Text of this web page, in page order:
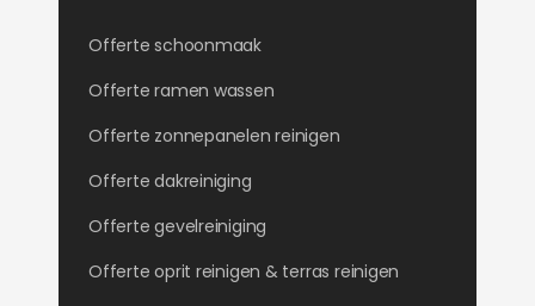
Offerte schoonmaak
Offerte ramen wassen
Offerte zonnepanelen reinigen
Offerte dakreiniging
Offerte gevelreiniging
Offerte oprit reinigen & terras reinigen